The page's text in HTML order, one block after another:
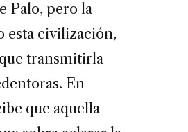
Palo, pero la
esta civilización,
transmitirla
En
que aquella